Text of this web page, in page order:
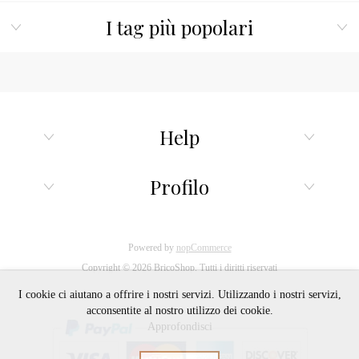
I tag più popolari
Help
Profilo
Powered by nopCommerce
Copyright © 2026 BricoShop. Tutti i diritti riservati
I cookie ci aiutano a offrire i nostri servizi. Utilizzando i nostri servizi,
acconsentite al nostro utilizzo dei cookie.
Approfondisci